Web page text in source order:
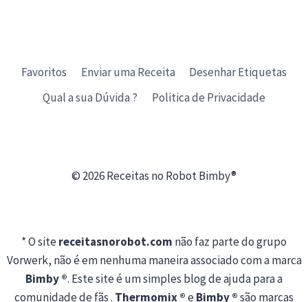
Favoritos Enviar uma Receita
Desenhar Etiquetas
Qual a sua Dúvida ?
Politica de Privacidade
© 2026 Receitas no Robot Bimby®
* O sitereceitasnorobot.com não faz parte do grupo
Vorwerk, não é em nenhuma maneira associado com a marca
Bimby ®. Este site é um simples blog de ajuda para a
comunidade de fãs . Thermomix ®eBimby ®são marcas